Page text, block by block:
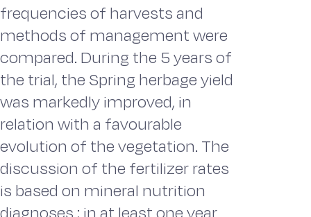
frequencies of harvests and
methods of management were
compared. During the 5 years of
the trial, the Spring herbage yield
was markedly improved, in
relation with a favourable
evolution of the vegetation. The
discussion of the fertilizer rates
is based on mineral nutrition